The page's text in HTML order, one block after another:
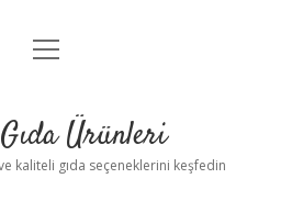
Anasayfa
Yasal Uyarı
menüyü
Ürünleri
kaliteli gıda seçeneklerini keşfedin